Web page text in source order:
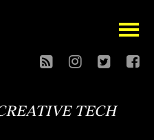
open
TECH